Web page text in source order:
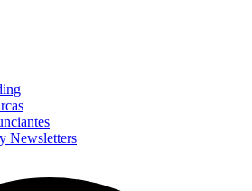
Newsletters